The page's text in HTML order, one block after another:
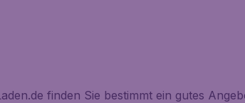
finden Sie bestimmt ein gutes